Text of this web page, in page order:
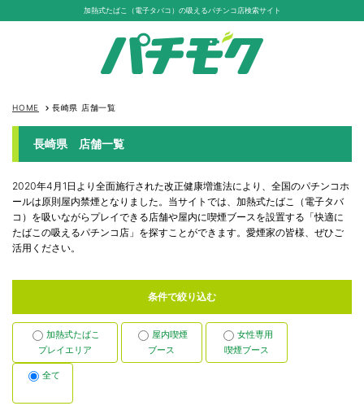
加熱式たばこ（電子タバコ）の吸えるパチンコ店検索サイト
HOME keyboard_arrow_right 長崎県 店舗一覧
長崎県 店舗一覧
2020年4月1日より全面施行された改正健康増進法により、全国のパチンコホ
ールは原則屋内禁煙となりました。当サイトでは、加熱式たばこ（電子タバ
コ）を吸いながらプレイできる店舗や屋内に喫煙ブースを設置する「快適に
たばこの吸えるパチンコ店」を探すことができます。愛煙家の皆様、ぜひご
活用ください。
条件で絞り込む
加熱式たばこ
プレイエリア
屋内喫煙
ブース
女性専用
喫煙ブース
全て